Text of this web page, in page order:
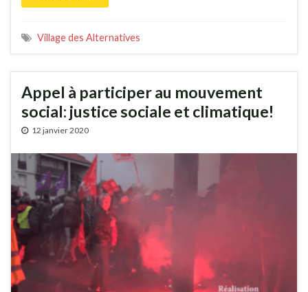
Village des Alternatives
Appel à participer au mouvement
social: justice sociale et climatique!
12 janvier 2020